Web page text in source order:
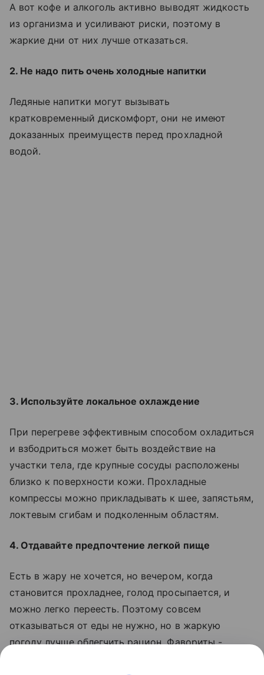
А вот кофе и алкоголь активно выводят жидкость
из организма и усиливают риски, поэтому в
жаркие дни от них лучше отказаться.
2. Не надо пить очень холодные напитки
Ледяные напитки могут вызывать
кратковременный дискомфорт, они не имеют
доказанных преимуществ перед прохладной
водой.
3. Используйте локальное охлаждение
При перегреве эффективным способом охладиться
и взбодриться может быть воздействие на
участки тела, где крупные сосуды расположены
близко к поверхности кожи. Прохладные
компрессы можно прикладывать к шее, запястьям,
локтевым сгибам и подколенным областям.
4. Отдавайте предпочтение легкой пище
Есть в жару не хочется, но вечером, когда
становится прохладнее, голод просыпается, и
можно легко переесть. Поэтому совсем
отказываться от еды не нужно, но в жаркую
погоду лучше облегчить рацион. Фавориты -